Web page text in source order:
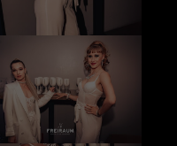
dolor. Aenean
et magnis
ridiculus mus.